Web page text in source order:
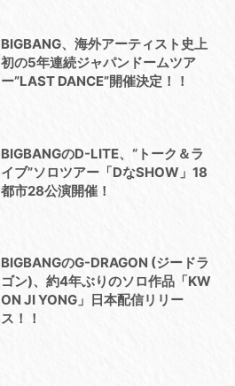
BIGBANG、海外アーティスト史上
初の5年連続ジャパンドームツア
ー”LAST DANCE”開催決定！！
BIGBANGのD-LITE、“トーク＆ラ
イブ”ソロツアー「DなSHOW」18
都市28公演開催！
BIGBANGのG-DRAGON (ジードラ
ゴン)、約4年ぶりのソロ作品「KW
ON JI YONG」日本配信リリー
ス！！